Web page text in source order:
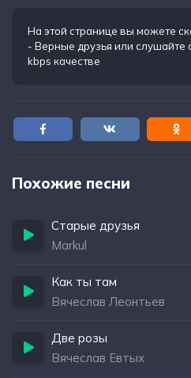
На этой странице вы можете
- Верные друзья или слушайте
kbps качестве
Похожие песни
Старые друзья
Markul
Как ты там
Вячеслав Леонтьев
Две розы
Вячеслав Евтых